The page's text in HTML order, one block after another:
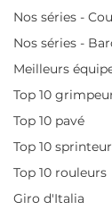
Nos séries -
Nos séries -
Meilleurs
Top 10
Top 10 pavé
Top 10
Top 10 rouleurs
Giro d'Italia